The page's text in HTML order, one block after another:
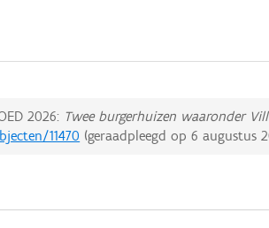
2026: Twee burgerhuizen waaronder
11470 (geraadpleegd op6 augustus